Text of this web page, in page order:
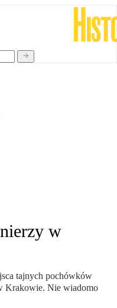
w
tajnych pochówków
Krakowie. Nie wiadomo